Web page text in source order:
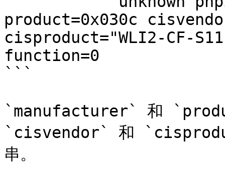
product=0x030c
cisproduct="WLI2-CF-
function=0
```
`manufacturer` 和
`cisvendor` 和
串。